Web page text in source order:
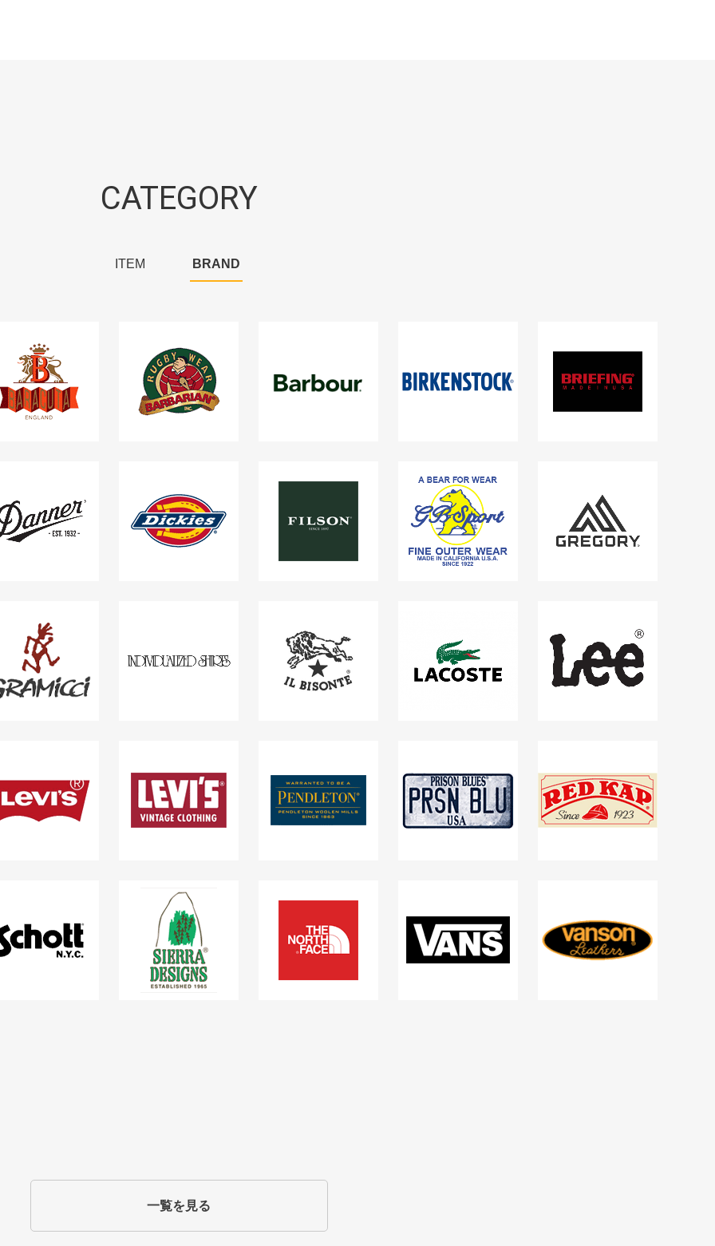
CATEGORY
ITEM BRAND
一覧を見る